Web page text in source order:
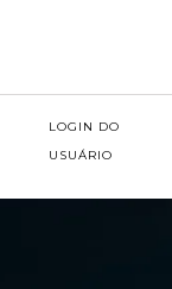
LOGIN DO
USUÁRIO